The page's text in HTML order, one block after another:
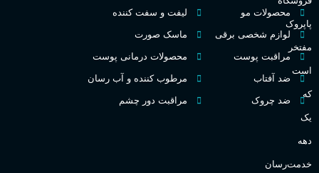
اکسترکت دو پرفیوم
گروه بویایی
پاپروک
مفتخر
است
که
یک
دهه
خدمت‌رسان
محصولات مو
لوازم شخصی برقی
مراقبت پوست
ضد آفتاب
ضد چروک
لیفت و سفت کننده
ماسک صورت
محصولات درمانی پوست
مرطوب کننده و آب رسان
مراقبت دور چشم